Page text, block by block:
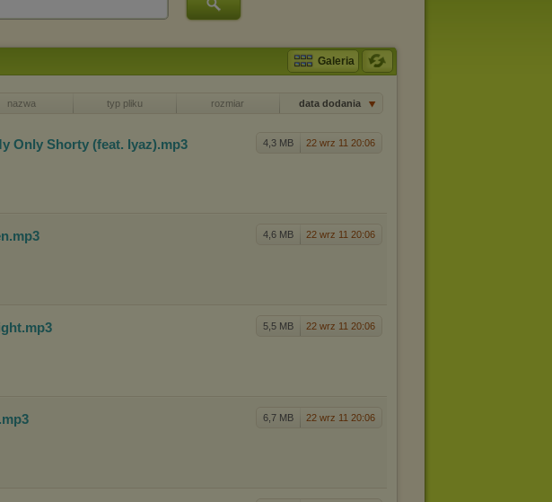
Galeria
nazwa typ pliku rozmiar data dodania
4,3 MB 22 wrz 11 20:06
Only Shorty (feat. Iyaz).mp3
4,6 MB 22 wrz 11 20:06
.mp3
5,5 MB 22 wrz 11 20:06
.mp3
6,7 MB 22 wrz 11 20:06
.mp3